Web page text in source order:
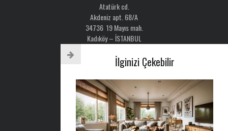
İlginizi Çekebilir
Atatürk cd.
Akdeniz apt. 68/A
34736 19 Mayıs mah.
Kadıköy – İSTANBUL
Email: luckypet@luckypet.com.tr
WEB:www.luckypet.com.tr
Sosyal Medya: @luckypetveterinerklinigi
Tel : 0216 386 77 52